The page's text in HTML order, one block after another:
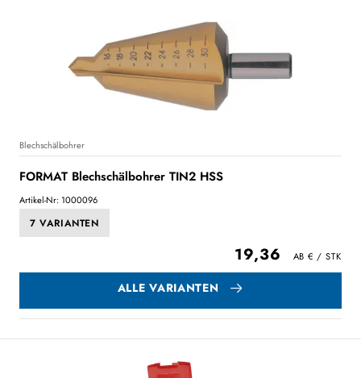
Blechschälbohrer
FORMAT Blechschälbohrer TIN2 HSS
Artikel-Nr: 1000096
7 VARIANTEN
19,36
ALLE VARIANTEN